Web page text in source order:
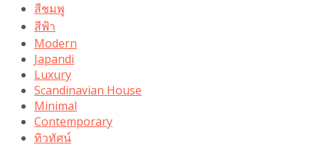
สีชมพู
สีฟ้า
Modern
Japandi
Luxury
Scandinavian House
Minimal
Contemporary
ทิวทัศน์